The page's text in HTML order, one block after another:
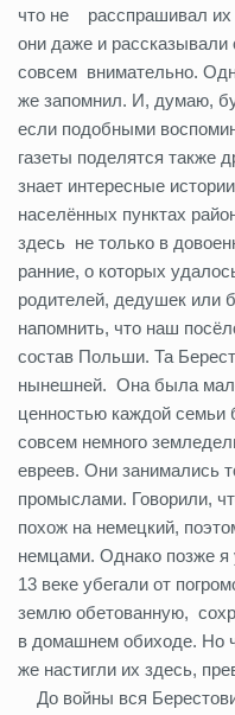
что не расспрашивал их
они даже и
совсем внимательно.
же запомнил. И, думаю,
если подобными
газеты поделятся также
знает интересные
населённых пунктах
здесь не только в
ранние, о которых
родителей, дедушек или
напомнить, что наш
состав Польши. Та
нынешней. Она была
ценностью каждой
совсем немного
евреев. Они занимались
промыслами. Говорили,
похож на немецкий,
немцами. Однако позже
13 веке убегали от
землю обетованную,
в домашнем обиходе. Но
же настигли их здесь,
До войны вся